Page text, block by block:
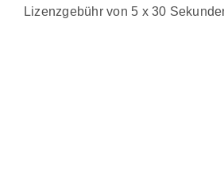
Lizenzgebühr von 5 x 30